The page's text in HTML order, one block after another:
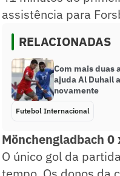
assistência para
RELACIONADAS
Com mais duas
ajuda Al Duhail
novamente
Futebol Internacional
Mönchengladbach
​O único gol da